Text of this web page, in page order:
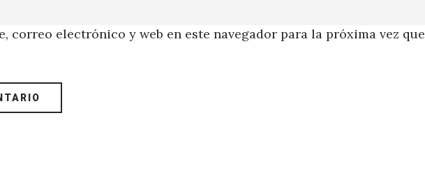
correo electrónico y web en este navegador para la próxima vez que